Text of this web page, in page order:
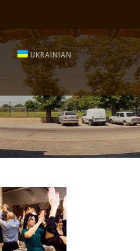
UKRAINIAN